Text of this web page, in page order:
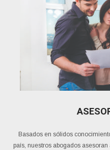
Basados en sólidos
país, nuestros abogados